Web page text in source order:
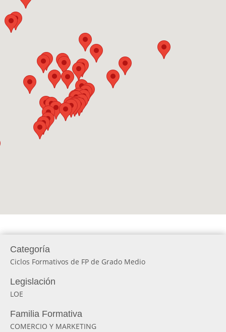
Categoría
Ciclos Formativos de FP de Grado Medio
Legislación
LOE
Familia Formativa
COMERCIO Y MARKETING